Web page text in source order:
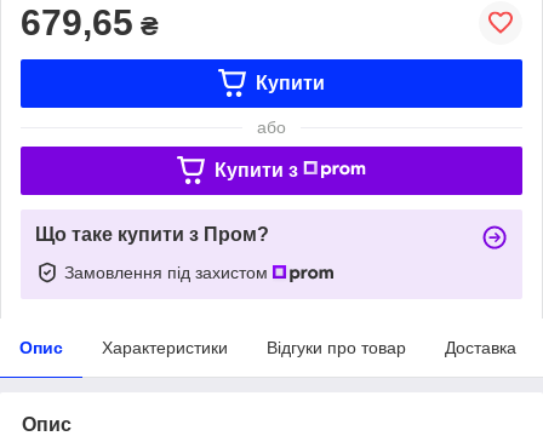
679,65 ₴
Купити
або
Купити з
Що таке купити з Пром?
Замовлення під захистом
Опис Характеристики Відгуки про товар Доставка
Опис